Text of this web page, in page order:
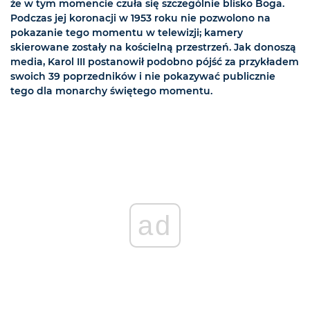
że w tym momencie czuła się szczególnie blisko Boga.
Podczas jej koronacji w 1953 roku nie pozwolono na
pokazanie tego momentu w telewizji; kamery
skierowane zostały na kościelną przestrzeń. Jak donoszą
media, Karol III postanowił podobno pójść za przykładem
swoich 39 poprzedników i nie pokazywać publicznie
tego dla monarchy świętego momentu.
ad